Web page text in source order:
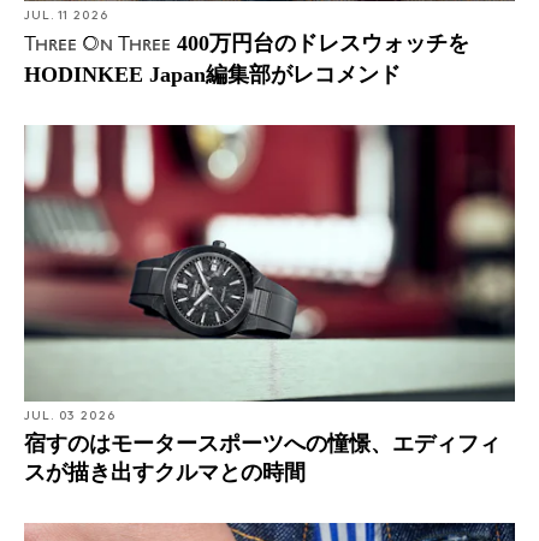
JUL. 11 2026
Three On Three 400万円台のドレスウォッチを
HODINKEE Japan編集部がレコメンド
JUL. 03 2026
宿すのはモータースポーツへの憧憬、エディフィ
スが描き出すクルマとの時間